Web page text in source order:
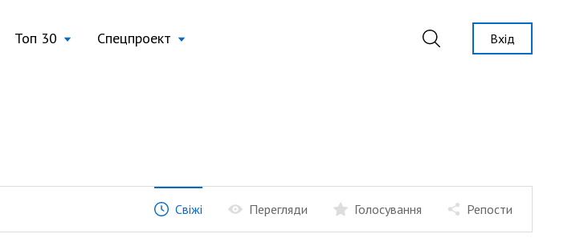
Топ 30 Спецпроект Вхід
Свіжі Перегляди Голосування Репости